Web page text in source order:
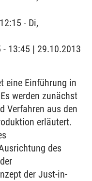
- Di,
13:45 | 29.10.2013
eine Einführung in
werden zunächst
Verfahren aus den
erläutert.
des
der Just-in-